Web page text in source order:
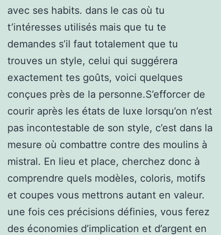
avec ses habits. dans le cas où tu
t’intéresses utilisés mais que tu te
demandes s’il faut totalement que tu
trouves un style, celui qui suggérera
exactement tes goûts, voici quelques
conçues près de la personne.S’efforcer de
courir après les états de luxe lorsqu’on n’est
pas incontestable de son style, c’est dans la
mesure où combattre contre des moulins à
mistral. En lieu et place, cherchez donc à
comprendre quels modèles, coloris, motifs
et coupes vous mettrons autant en valeur.
une fois ces précisions définies, vous ferez
des économies d’implication et d’argent en